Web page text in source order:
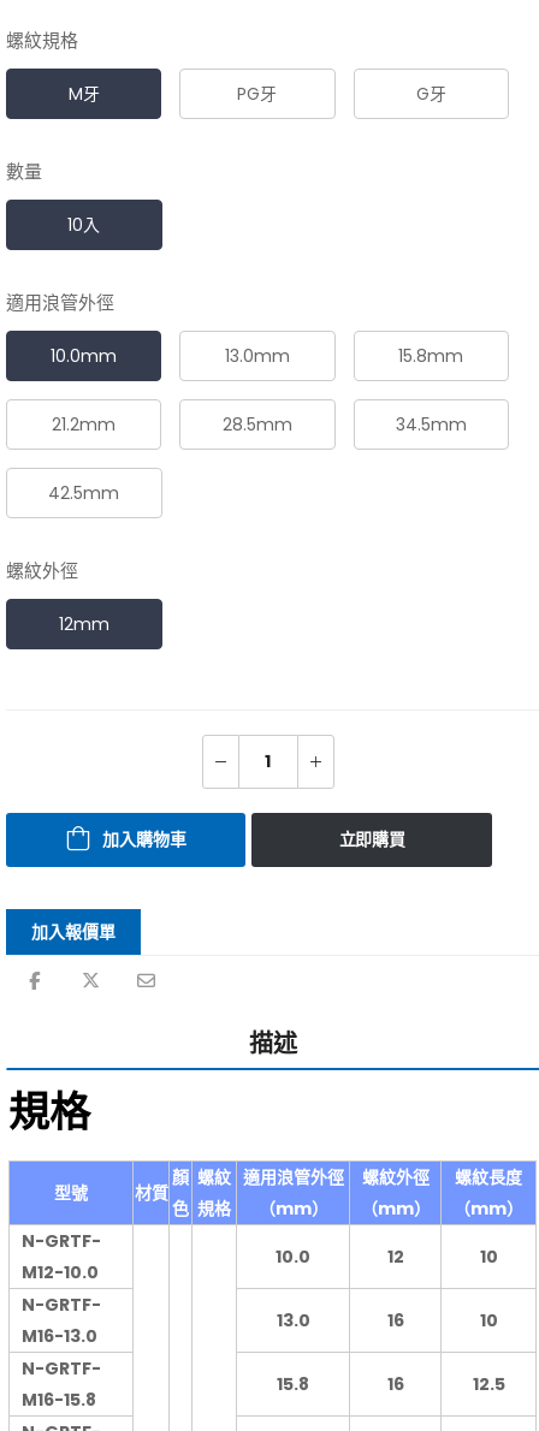
螺紋規格
M牙 PG牙 G牙
數量
10入
適用浪管外徑
10.0mm 13.0mm 15.8mm
21.2mm 28.5mm 34.5mm
42.5mm
螺紋外徑
12mm
加入購物車 立即購買
加入報價單
描述
規格
型號 材質
顏
色
螺紋
規格
適用浪管外徑
（mm）
螺紋外徑
（mm）
螺紋長度
（mm）
N-GRTF-
M12-10.0
10.0 12
10
N-GRTF-
M16-13.0
13.0 16
10
N-GRTF-
M16-15.8
15.8 16
12.5